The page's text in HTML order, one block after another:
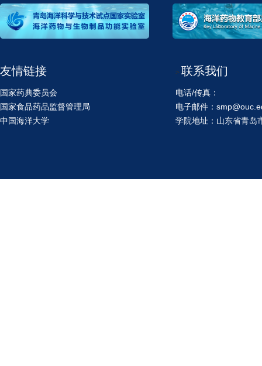
友情链接
国家药典委员会
国家食品药品监督管理局
中国海洋大学
> 联系我们
电话/传真：
电子邮件：
学院地址：山东省青岛